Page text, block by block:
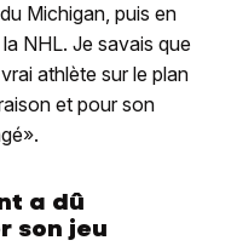
Michigan, puis en
NHL. Je savais que
athlète sur le plan
et pour son
a dû
son jeu